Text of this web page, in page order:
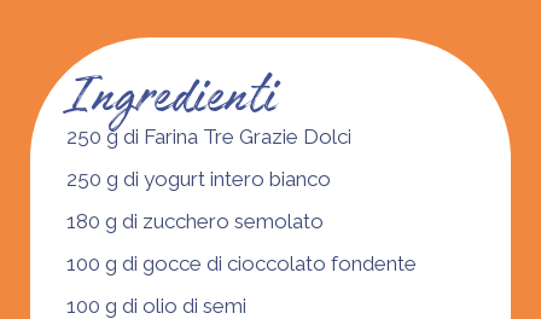
Ingredienti
250 g di Farina Tre Grazie Dolci
250 g di yogurt intero bianco
180 g di zucchero semolato
100 g di gocce di cioccolato fondente
100 g di olio di semi